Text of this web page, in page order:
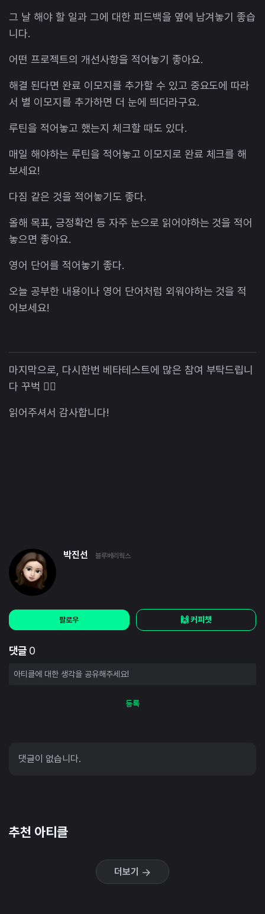
그 날 해야 할 일과 그에 대한 피드백을 옆에 남겨놓기 좋습
니다.
어떤 프로젝트의 개선사항을 적어놓기 좋아요.
해결 된다면 완료 이모지를 추가할 수 있고 중요도에 따라
서 별 이모지를 추가하면 더 눈에 띄더라구요.
루틴을 적어놓고 했는지 체크할 때도 있다.
매일 해야하는 루틴을 적어놓고 이모지로 완료 체크를 해
보세요!
다짐 같은 것을 적어놓기도 좋다.
올해 목표, 긍정확언 등 자주 눈으로 읽어야하는 것을 적어
놓으면 좋아요.
영어 단어를 적어놓기 좋다.
오늘 공부한 내용이나 영어 단어처럼 외워야하는 것을 적
어보세요!
마지막으로, 다시한번 베타테스트에 많은 참여 부탁드립니
다 꾸벅 🙇‍♀️
읽어주셔서 감사합니다!
박진선 블루베리웍스
팔로우 🙌 커피챗
댓글 0
등록
댓글이 없습니다.
추천 아티클
더보기